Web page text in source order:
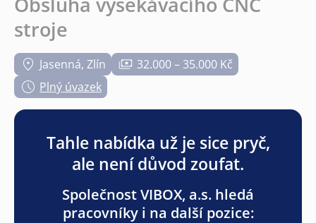
stroje
Jasenná, Zlín
32.000 – 35.000 Kč
Plný úvazek
Tahle nabídka už je sice pryč,
ale není důvod zoufat.
Společnost VIBOX, a.s. hledá
pracovníky i na další pozice: